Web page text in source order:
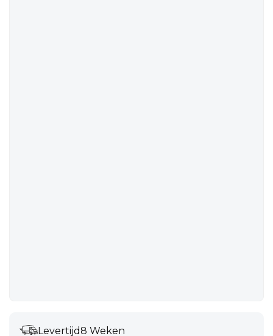
Levertijd8 Weken